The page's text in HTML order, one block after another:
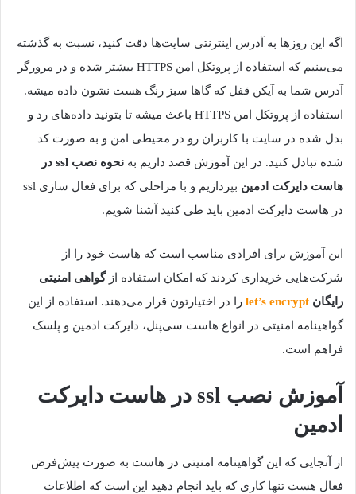
اگه این روزها به آدرس اینترنتی سایت‌ها دقت کنید، نسبت به گذشته
می‌بینیم که استفاده از پروتکل امن HTTPS بیشتر شده و در مرورگر
آدرس شما به آیکن قفل که گاها سبز رنگ هست نشون داده میشه.
استفاده از پروتکل امن HTTPS باعث میشه تا بتونید داده‌های رد و
بدل شده در سایت با کاربران رو در محیطی امن و به صورت کد
شده تبادل کنید. در این آموزش قصد داریم به
نحوه نصب ssl در
هاست دایرکت ادمین
بپردازیم و با مراحلی که برای فعال سازی ssl
در هاست دایرکت ادمین باید طی کنید آشنا شویم.
این آموزش برای افرادی مناسب است که هاست خود را از
شرکت‌هایی خریداری کردند که امکان استفاده ازگواهی امنیتی
رایگان let’s encrypt را در اختیارتون قرار می‌دهند. استفاده از این
گواهینامه امنیتی در انواع هاست سی‌پنل، دایرکت ادمین و پلسک
فراهم است.
آموزش نصب ssl در هاست دایرکت
ادمین
از آنجایی که این گواهینامه امنیتی در هاست به صورت پیش‌فرض
فعال هست تنها کاری که باید انجام دهید این است که اطلاعات